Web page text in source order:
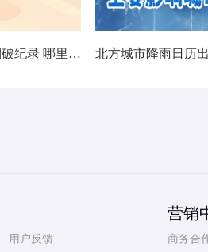
数据看今年7月哪里热到破纪录 哪里暑热连轴转
用户反馈
营销
商务合